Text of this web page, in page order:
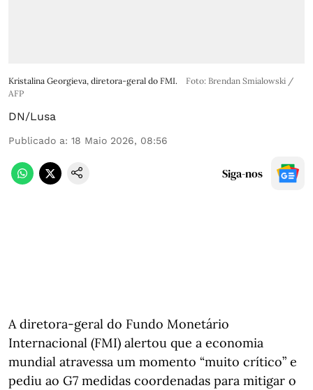
Kristalina Georgieva, diretora-geral do FMI.
Foto: Brendan Smialowski /
AFP
DN/Lusa
Publicado a: 18 Maio 2026, 08:56
Siga-nos
A diretora-geral do Fundo Monetário
Internacional (FMI) alertou que a economia
mundial atravessa um momento “muito crítico” e
pediu ao G7 medidas coordenadas para mitigar o